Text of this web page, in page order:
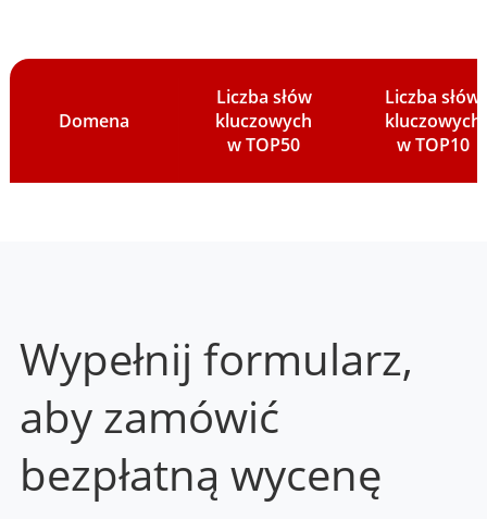
Domena
Liczba słów
kluczowych
w TOP50
Liczba słów
kluczowych
w TOP10
Wypełnij formularz,
aby zamówić
bezpłatną wycenę